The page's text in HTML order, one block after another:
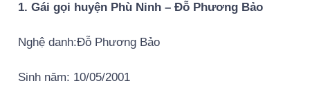
1. Gái gọi huyện Phù Ninh – Đỗ Phương Bảo
Nghệ danh:Đỗ Phương Bảo
Sinh năm: 10/05/2001